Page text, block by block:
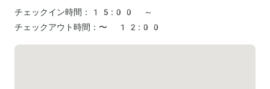
チェックイン時間：
15:00 ～
チェックアウト時間： 〜 12:00